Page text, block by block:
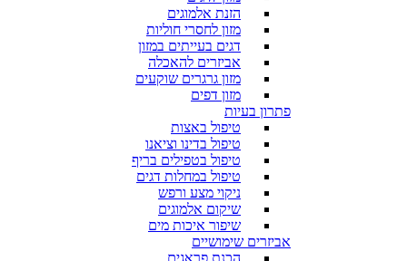
הזנת אלמוגים
מזון לחסרי חוליות
דגים בעייתים במזון
אביזרים להאכלה
מזון גרגרים שוקעים
מזון דפים
פתרון בעיות
טיפול באצות
טיפול בדינו וציאנו
טיפול בטפילים בריף
טיפול במחלות דגים
ניקוי מצע ורפש
שיקום אלמוגים
שיפור איכות מים
אביזרים שימושיים
הכנת פראגים